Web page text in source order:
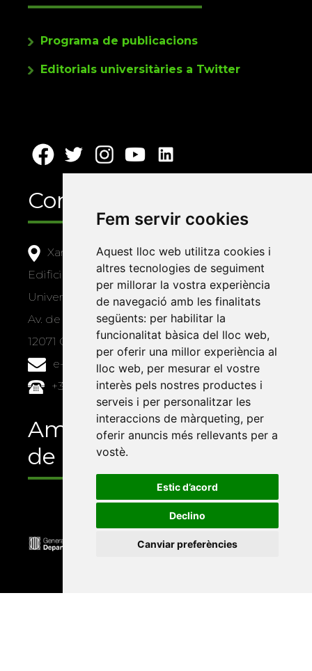
Fem servir cookies
Aquest lloc web utilitza cookies i
altres tecnologies de seguiment
per millorar la vostra experiència
de navegació amb les finalitats
següents: per habilitar la
funcionalitat bàsica del lloc web,
per oferir una millor experiència al
lloc web, per mesurar el vostre
interès pels nostres productes i
serveis i per personalitzar les
interaccions de màrqueting, per
oferir anuncis més rellevants per a
vostè.
Estic d’acord
Declino
Canviar preferències
Programa de publicacions
Editorials universitàries a Twitter
Contacte
Xarxa Vives d'Universitats
Edifici Àgora
Universitat Jaume I, local 10
Av. de Vicent Sos Baynat, s/n
12071 Castelló de la Plana
e-buc@vives.org
+34 964 72 89 93
Amb el suport
de